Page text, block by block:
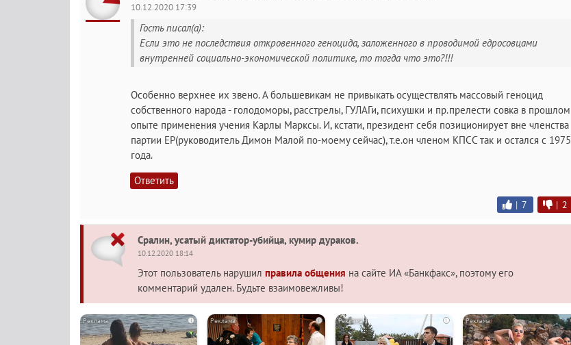
10.12.2020 17:39
Гость писал(а):
Если это не последствия откровенного геноцида, заложенного в проводимой едросовцами
внутренней социально-экономической политике, то тогда что это?!!!
Особенно верхнее их звено. А большевикам не привыкать осуществлять массовый геноцид
собственного народа - голодоморы, расстрелы, ГУЛАГи, психушки и пр.прелести совка в прошлом
опыте применения учения Карлы Марксы. И, кстати, президент себя позиционирует вне членства
партии ЕР(руководитель Димон Малой по-моему сейчас), т.е.он членом КПСС так и остался с 1975
года.
Ответить
| 7 | 2
Сралин, усатый диктатор-убийца, кумир дураков.
10.12.2020 18:14
Этот пользователь нарушил правила общения на сайте ИА «Банкфакс», поэтому его
комментарий удален. Будьте взаимовежливы!
i i i